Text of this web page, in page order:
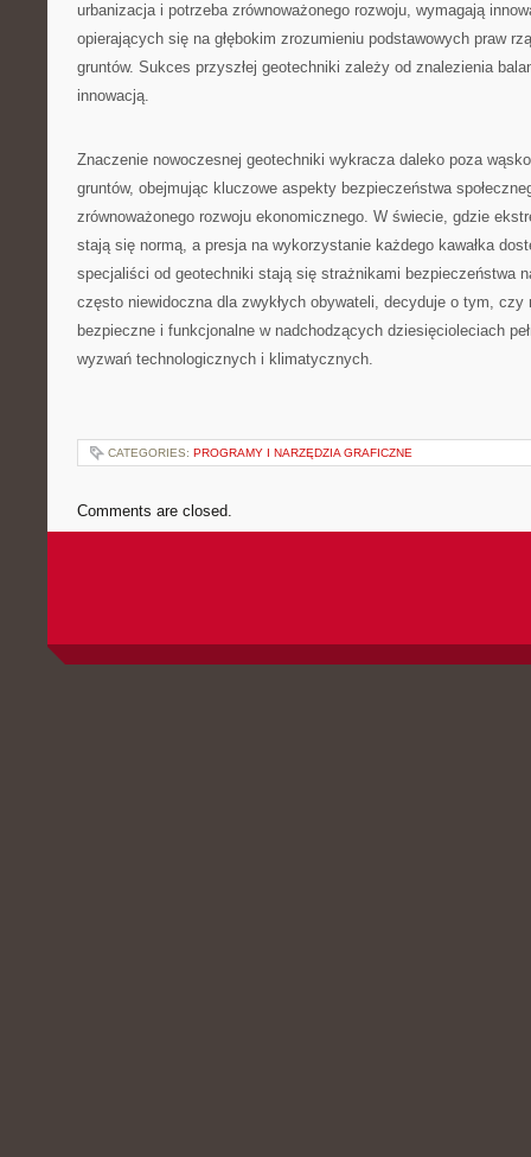
urbanizacja i potrzeba zrównoważonego rozwoju, wymagają
opierających się na głębokim zrozumieniu podstawowych praw
gruntów. Sukces przyszłej geotechniki zależy od znalezienia
innowacją.
Znaczenie nowoczesnej geotechniki wykracza daleko poza
gruntów, obejmując kluczowe aspekty bezpieczeństwa
zrównoważonego rozwoju ekonomicznego. W świecie, gdzie
stają się normą, a presja na wykorzystanie każdego kawałka
specjaliści od geotechniki stają się strażnikami bezpieczeństwa
często niewidoczna dla zwykłych obywateli, decyduje o tym, czy
bezpieczne i funkcjonalne w nadchodzących dziesięcioleciach
wyzwań technologicznych i klimatycznych.
CATEGORIES: PROGRAMY I NARZĘDZIA GRAFICZNE
Comments are closed.